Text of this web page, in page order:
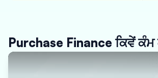
Purchase Finance ਕਿਵੇਂ ਕੰਮ